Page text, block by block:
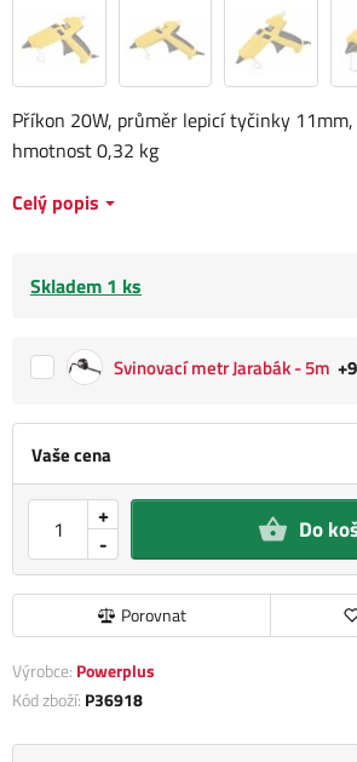
Vaše cena
-
+ Do
Porovnat
Příkon 20W, průměr lepicí tyčinky
hmotnost 0,32 kg
Celý popis
Skladem 1 ks
Svinovací metr Jarabák - 5m
Výrobce: Powerplus
Kód zboží: P36918